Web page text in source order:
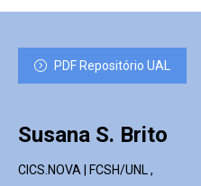
PDF Repositório UAL
Susana S. Brito
CICS.NOVA | FCSH/UNL ,